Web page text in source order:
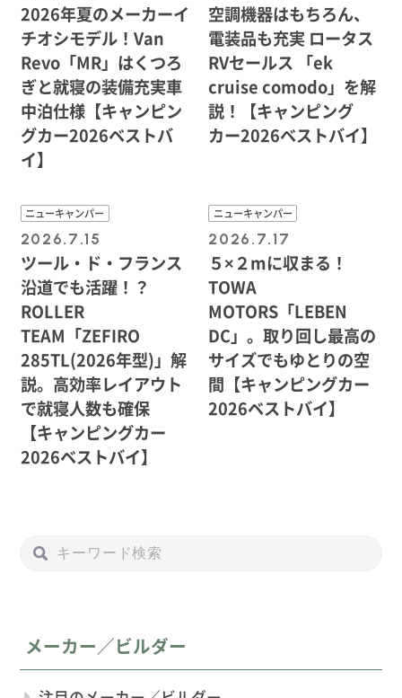
2026年夏のメーカーイ
チオシモデル！Van
Revo「MR」はくつろ
ぎと就寝の装備充実車
中泊仕様【キャンピン
グカー2026ベストバ
イ】
空調機器はもちろん、
電装品も充実 ロータス
RVセールス 「ek
cruise comodo」を解
説！【キャンピング
カー2026ベストバイ】
ニューキャンパー
2026.7.15
ツール・ド・フランス
沿道でも活躍！？
ROLLER
TEAM「ZEFIRO
285TL(2026年型)」解
説。高効率レイアウト
で就寝人数も確保
【キャンピングカー
2026ベストバイ】
ニューキャンパー
2026.7.17
５×２mに収まる！
TOWA
MOTORS「LEBEN
DC」。取り回し最高の
サイズでもゆとりの空
間【キャンピングカー
2026ベストバイ】
メーカー／ビルダー